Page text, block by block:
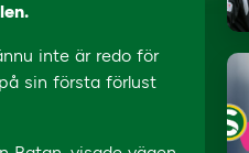
inte är redo för
sin första förlust